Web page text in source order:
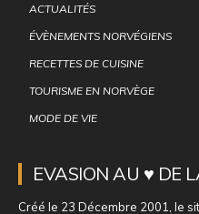
ACTUALITÉS
ÉVÈNEMENTS NORVÉGIENS
RECETTES DE CUISINE
TOURISME EN NORVÈGE
MODE DE VIE
EVASION AU ♥ DE
Créé le 23 Décembre 2001, le